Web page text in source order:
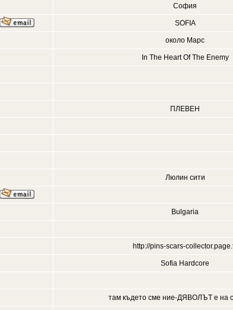
София
SOFIA
около Марс
In The Heart Of The Enemy
ПЛЕВЕН
Люлин сити
Bulgaria
http://pins-scars-
Sofia Hardcore
там където сме ние-ДЯВОЛЪТ е на